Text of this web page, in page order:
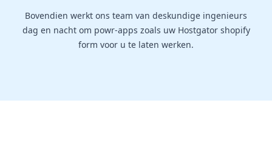
Bovendien werkt ons team van deskundige ingenieurs
dag en nacht om powr-apps zoals uw Hostgator shopify
form voor u te laten werken.